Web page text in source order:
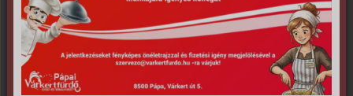
Masszázsok,
testkezelések